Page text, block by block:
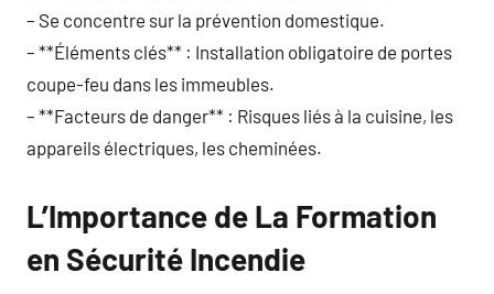
– Se concentre sur la prévention domestique.
– **Éléments clés** : Installation obligatoire de portes
coupe-feu dans les immeubles.
– **Facteurs de danger** : Risques liés à la cuisine, les
appareils électriques, les cheminées.
L’Importance de La Formation
en Sécurité Incendie